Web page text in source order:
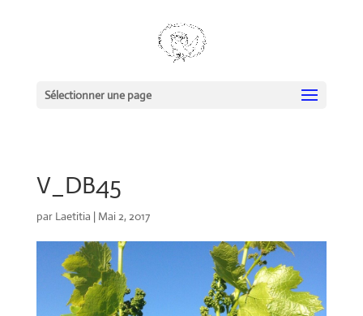
Sélectionner une page
V_DB45
par Laetitia | Mai 2, 2017